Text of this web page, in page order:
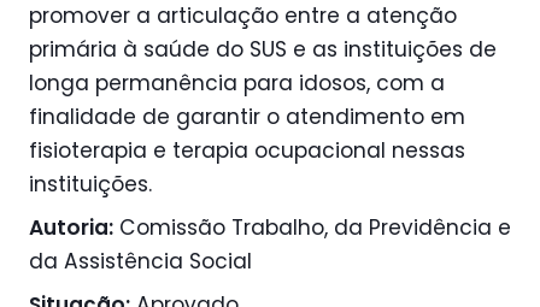
promover a articulação entre a atenção
primária à saúde do SUS e as instituições de
longa permanência para idosos, com a
finalidade de garantir o atendimento em
fisioterapia e terapia ocupacional nessas
instituições.
Autoria: Comissão Trabalho, da Previdência e
da Assistência Social